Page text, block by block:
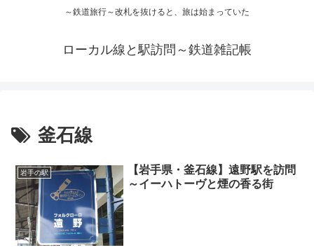
～鉄道旅行～改札を抜けると、旅は始まっていた
ローカル線と駅訪問～鉄道雑記帳
釜石線
岩手の駅
【岩手県・釜石線】遠野駅を訪問
～イーハトーヴと煙の香る街